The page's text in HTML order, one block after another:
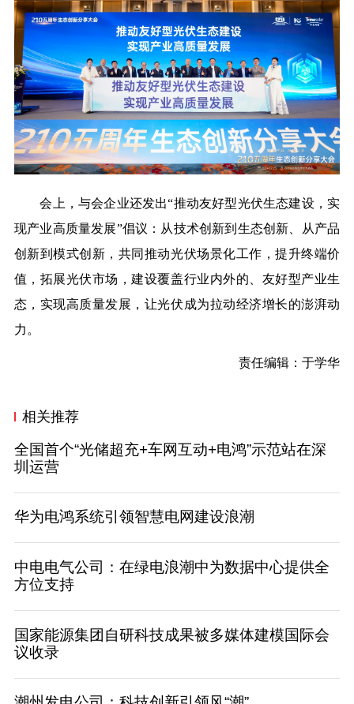
会上， 与会企业还发出“推动友好型光伏生态建设，实
现产业高质量发展”倡议 ： 从技术创新到生态创新、从产品
创新到模式创新，共同推动光伏场景化工作，提升终端价
值，拓展光伏市场，建设覆盖行业内外的、友好型产业生
态，实现高质量发展，让光伏成为拉动经济增长的澎湃动
力 。
责任编辑：于学华
相关推荐
全国首个“光储超充+车网互动+电鸿”示范站在深
圳运营
华为电鸿系统引领智慧电网建设浪潮
中电电气公司：在绿电浪潮中为数据中心提供全
方位支持
国家能源集团自研科技成果被多媒体建模国际会
议收录